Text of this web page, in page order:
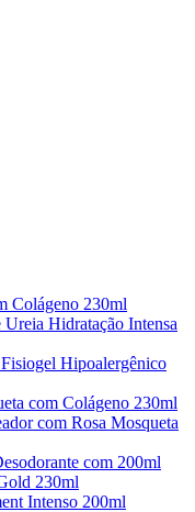
Colágeno 230ml
Hidratação Intensa
Hipoalergênico
com Colágeno 230ml
com Rosa Mosqueta
com 200ml
230ml
Intenso 200ml